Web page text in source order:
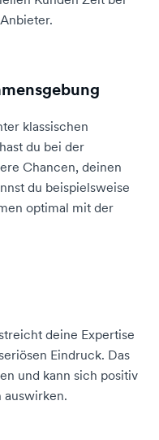
klassischen
du bei der
Chancen, deinen
du beispielsweise
optimal mit der
deine Expertise
Eindruck. Das
und kann sich positiv
auswirken.